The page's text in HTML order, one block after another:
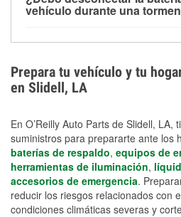
días después de la exposición.
para aplicaciones de ciclo
selladas, resistentes a las
vehículo durante una
los daños por inundación.
preparar opciones de carga
medidas de protección más
Prepara tu vehículo y tu
en Slidell, LA
En O’Reilly Auto Parts de Slidell, LA,
suministros para prepararte ante los
baterías de respaldo, equipos de
herramientas de iluminación,
accesorios de emergencia.
reducir los riesgos relacionados con
condiciones climáticas severas y